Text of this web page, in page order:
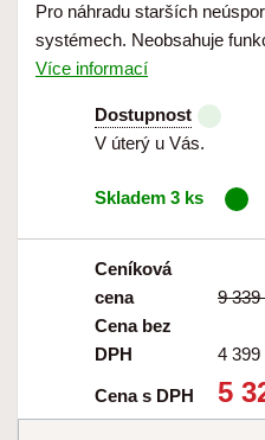
Pro náhradu starších
systémech. Neobsahuje
Více informací
Dostupnost
V úterý u Vás.
Skladem 3 ks
Ceníková
cena
9
Cena bez
DPH
4 399
Cena s DPH 5